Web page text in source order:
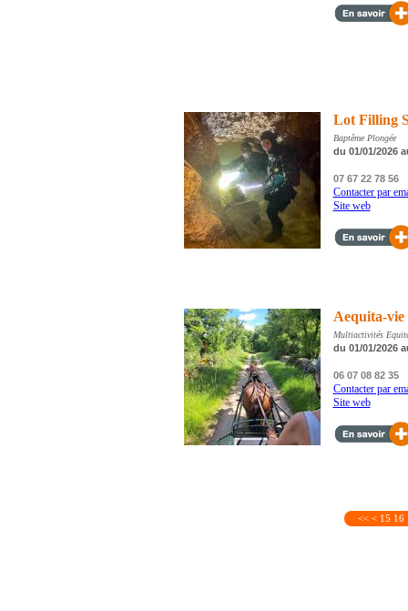
Lot Filling
Baptême Plongée
du 01/01/2026
07 67 22 78 56
Contacter par
Site web
Aequita-vie
Multiactivités
du 01/01/2026
06 07 08 82 35
Contacter par
Site web
<< < 15 16